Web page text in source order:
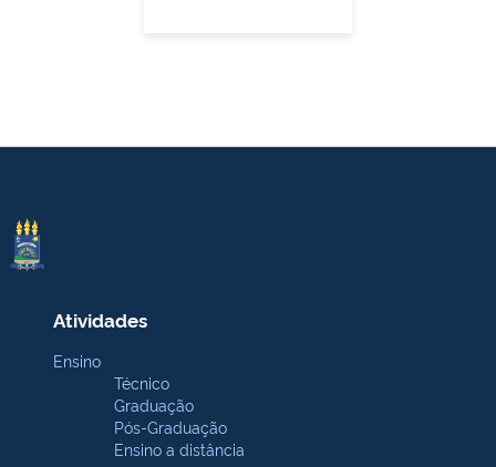
Atividades
Ensino
Técnico
Graduação
Pós-Graduação
Ensino a distância